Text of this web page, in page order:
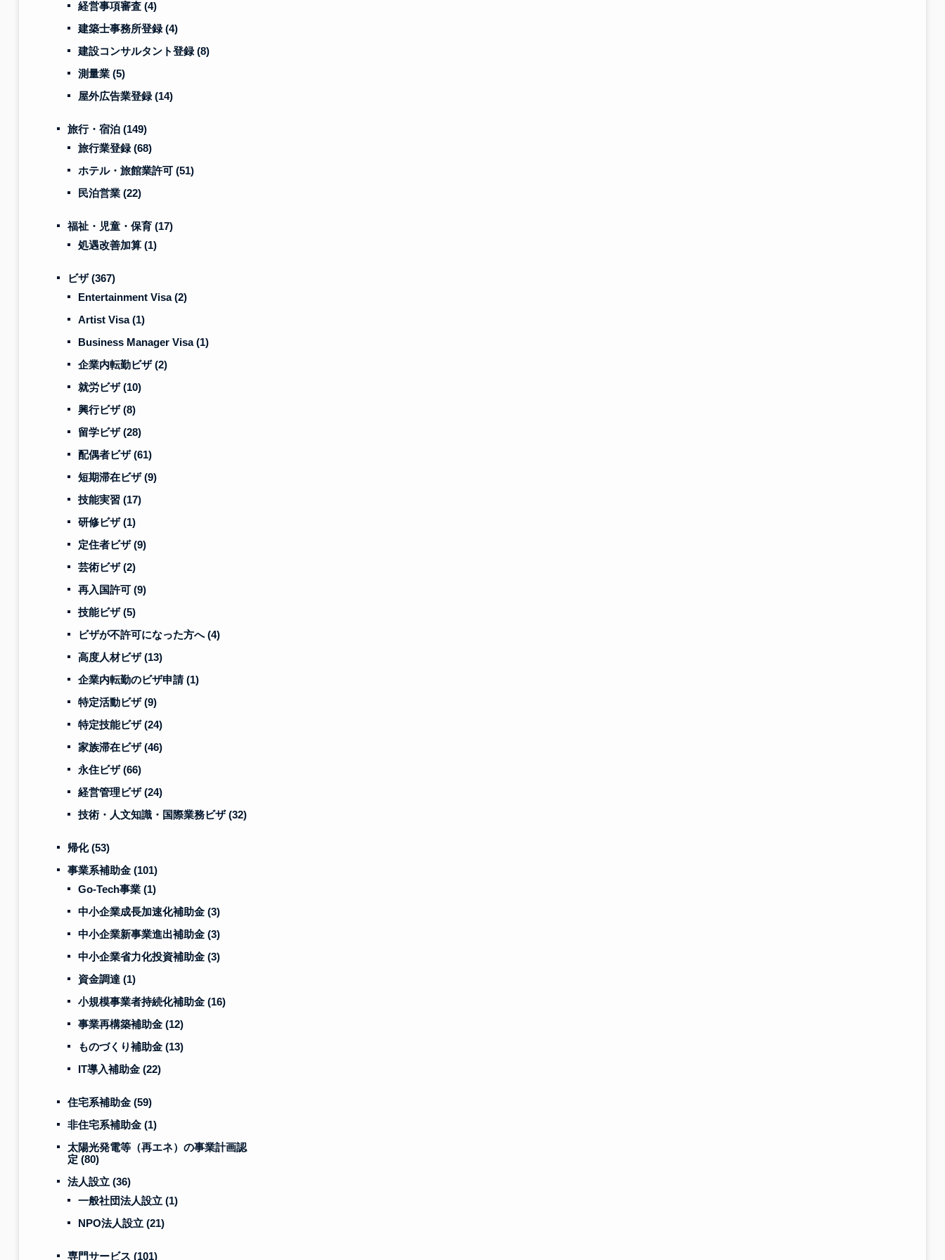
経営事項審査 (4)
建築士事務所登録(4)
建設コンサルタント登録(8)
測量業 (5)
屋外広告業登録(14)
旅行・宿泊 (149)
旅行業登録(68)
ホテル・旅館業許可 (51)
民泊営業 (22)
福祉・児童・保育 (17)
処遇改善加算 (1)
ビザ(367)
Entertainment Visa(2)
Artist Visa(1)
Business Manager Visa(1)
企業内転勤ビザ(2)
就労ビザ(10)
興行ビザ(8)
留学ビザ(28)
配偶者ビザ(61)
短期滞在ビザ(9)
技能実習 (17)
研修ビザ(1)
定住者ビザ(9)
芸術ビザ(2)
再入国許可 (9)
技能ビザ(5)
ビザが不許可になった方へ(4)
高度人材ビザ(13)
企業内転勤のビザ申請 (1)
特定活動ビザ(9)
特定技能ビザ(24)
家族滞在ビザ(46)
永住ビザ(66)
経営管理ビザ(24)
技術・人文知識・国際業務ビザ(32)
帰化(53)
事業系補助金 (101)
Go-Tech事業 (1)
中小企業成長加速化補助金 (3)
中小企業新事業進出補助金 (3)
中小企業省力化投資補助金 (3)
資金調達 (1)
小規模事業者持続化補助金 (16)
事業再構築補助金 (12)
ものづくり補助金 (13)
IT導入補助金 (22)
住宅系補助金 (59)
非住宅系補助金 (1)
太陽光発電等（再エネ）の事業計画認
定 (80)
法人設立 (36)
一般社団法人設立 (1)
NPO法人設立 (21)
専門サービス (101)